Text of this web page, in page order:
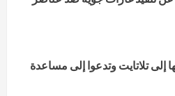
إلى تلاتايت وتدعوا إلى مساعدة